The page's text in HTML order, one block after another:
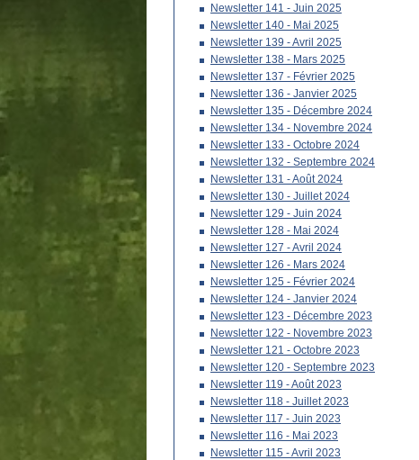
Newsletter 141 - Juin 2025
Newsletter 140 - Mai 2025
Newsletter 139 - Avril 2025
Newsletter 138 - Mars 2025
Newsletter 137 - Février 2025
Newsletter 136 - Janvier 2025
Newsletter 135 - Décembre 2024
Newsletter 134 - Novembre 2024
Newsletter 133 - Octobre 2024
Newsletter 132 - Septembre 2024
Newsletter 131 - Août 2024
Newsletter 130 - Juillet 2024
Newsletter 129 - Juin 2024
Newsletter 128 - Mai 2024
Newsletter 127 - Avril 2024
Newsletter 126 - Mars 2024
Newsletter 125 - Février 2024
Newsletter 124 - Janvier 2024
Newsletter 123 - Décembre 2023
Newsletter 122 - Novembre 2023
Newsletter 121 - Octobre 2023
Newsletter 120 - Septembre 2023
Newsletter 119 - Août 2023
Newsletter 118 - Juillet 2023
Newsletter 117 - Juin 2023
Newsletter 116 - Mai 2023
Newsletter 115 - Avril 2023